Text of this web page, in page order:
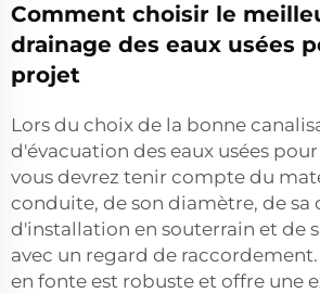
Comment choisir le
drainage des eaux usées
projet
Lors du choix de la bonne
d'évacuation des eaux usées
vous devrez tenir compte du
conduite, de son diamètre, de sa
d'installation en souterrain et de
avec un regard de
en fonte est robuste et offre une